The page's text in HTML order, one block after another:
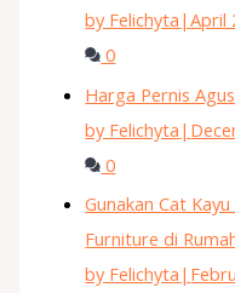
by Felichyta |April
0
Harga Pernis
by Felichyta |
0
Gunakan Cat
Furniture di
by Felichyta |